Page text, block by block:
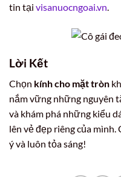
tin tại visanuocngoai.vn
Lời Kết
Chọn kính cho mặt tròn
nắm vững những nguyên
và khám phá những kiểu
lên vẻ đẹp riêng của
ý và luôn tỏa sáng!